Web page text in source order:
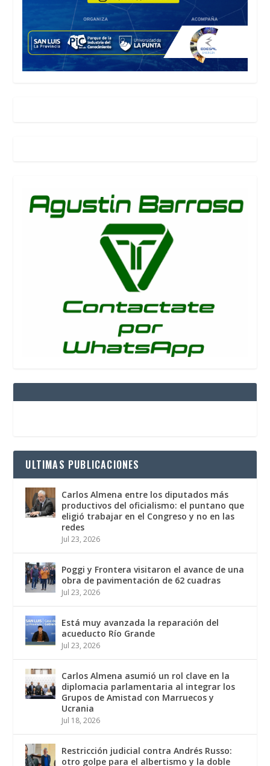
ULTIMAS PUBLICACIONES
Carlos Almena entre los diputados más
productivos del oficialismo: el puntano que
eligió trabajar en el Congreso y no en las
redes
Jul 23, 2026
Poggi y Frontera visitaron el avance de una
obra de pavimentación de 62 cuadras
Jul 23, 2026
Está muy avanzada la reparación del
acueducto Río Grande
Jul 23, 2026
Carlos Almena asumió un rol clave en la
diplomacia parlamentaria al integrar los
Grupos de Amistad con Marruecos y
Ucrania
Jul 18, 2026
Restricción judicial contra Andrés Russo:
otro golpe para el albertismo y la doble